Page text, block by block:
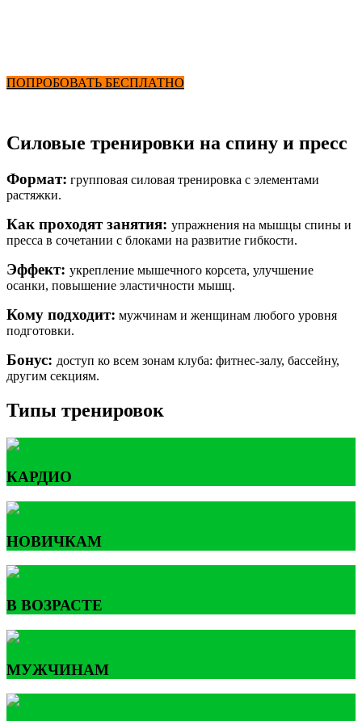
ПОПРОБОВАТЬ БЕСПЛАТНО
Силовые тренировки на спину и пресс
Формат: групповая силовая тренировка с элементами
растяжки.
Как проходят занятия: упражнения на мышцы спины и
пресса в сочетании с блоками на развитие гибкости.
Эффект: укрепление мышечного корсета, улучшение
осанки, повышение эластичности мышц.
Кому подходит: мужчинам и женщинам любого уровня
подготовки.
Бонус: доступ ко всем зонам клуба: фитнес-залу, бассейну,
другим секциям.
Типы тренировок
КАРДИО
НОВИЧКАМ
В ВОЗРАСТЕ
МУЖЧИНАМ